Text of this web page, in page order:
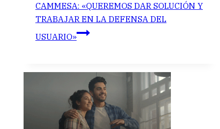
CAMMESA: «QUEREMOS DAR SOLUCIÓN Y
TRABAJAR EN LA DEFENSA DEL
USUARIO»